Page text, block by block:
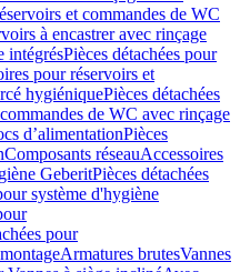
et commandes de WC
à encastrer avec rinçage
intégrésPièces détachées pour
pour réservoirs et
hygiéniquePièces détachées
de WC avec rinçage
d’alimentationPièces
Composants réseauAccessoires
GeberitPièces détachées
système d'hygiène
pour
Armatures brutesVannes